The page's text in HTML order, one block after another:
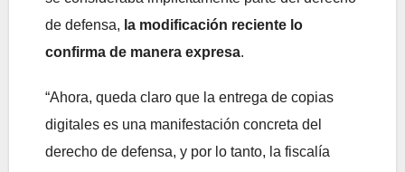
de defensa, la modificación reciente lo
confirma de manera expresa.
“Ahora, queda claro que la entrega de copias
digitales es una manifestación concreta del
derecho de defensa, y por lo tanto, la fiscalía